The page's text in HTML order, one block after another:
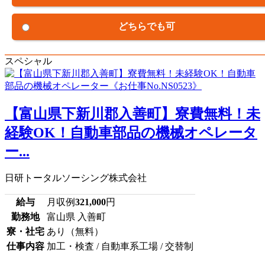
どちらでも可
スペシャル
【富山県下新川郡入善町】寮費無料！未
経験OK！自動車部品の機械オペレータ
ー...
日研トータルソーシング株式会社
給与 月収例321,000円
勤務地
富山県 入善町
寮・社宅 あり（無料）
仕事内容 加工・検査 / 自動車系工場 / 交替制